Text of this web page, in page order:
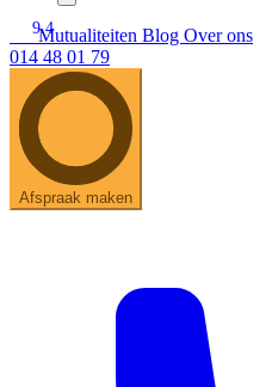
9.4
Mutualiteiten Blog Over ons
014 48 01 79
Afspraak maken